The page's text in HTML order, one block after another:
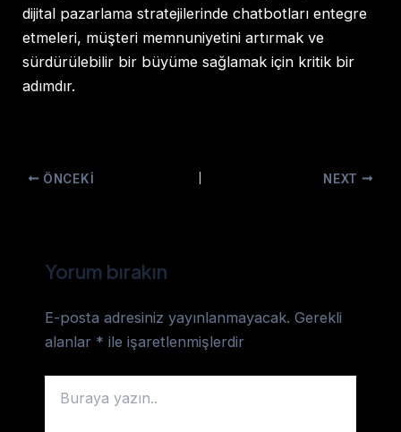
dijital pazarlama stratejilerinde chatbotları entegre
etmeleri, müşteri memnuniyetini artırmak ve
sürdürülebilir bir büyüme sağlamak için kritik bir
adımdır.
ÖNCEKI NEXT
Yorum bırakın
E-posta adresiniz yayınlanmayacak. Gerekli
alanlar * ile işaretlenmişlerdir
yazın..